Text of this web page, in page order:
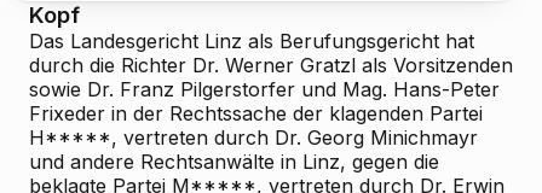
Kopf
Das Landesgericht Linz als Berufungsgericht hat
durch die Richter Dr. Werner Gratzl als Vorsitzenden
sowie Dr. Franz Pilgerstorfer und Mag. Hans-Peter
Frixeder in der Rechtssache der klagenden Partei
H*****, vertreten durch Dr. Georg Minichmayr
und andere Rechtsanwälte in Linz, gegen die
beklagte Partei M*****, vertreten durch Dr. Erwin